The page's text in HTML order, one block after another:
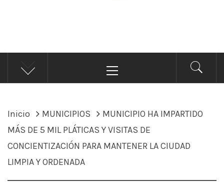
ÁNDALE NOTICIAS
Noticias
principal
Inicio MUNICIPIOS
MUNICIPIO HA IMPARTIDO
MÁS DE 5 MIL PLÁTICAS Y VISITAS DE
CONCIENTIZACIÓN PARA MANTENER LA CIUDAD
LIMPIA Y ORDENADA